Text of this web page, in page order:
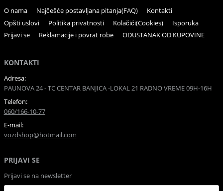
O nama Najčešće postavljana pitanja(FAQ)
Kontakti
Opšti uslovi
Politika privatnosti Kolačići(Cookies)
Isporuka
Prijavi se
Reklamacije i povrat robe ODUSTANAK OD KUPOVINE
KONTAKTI
Adresa:
PAUNOVA 24 - TC CENTAR BANJICA -LOKAL 21 RADNO VREME 09H-16H
Telefon:
060/166-10-77
E-mail:
vozdshop@hotmail.com
PRIJAVI SE
Prijavi se na newsletter